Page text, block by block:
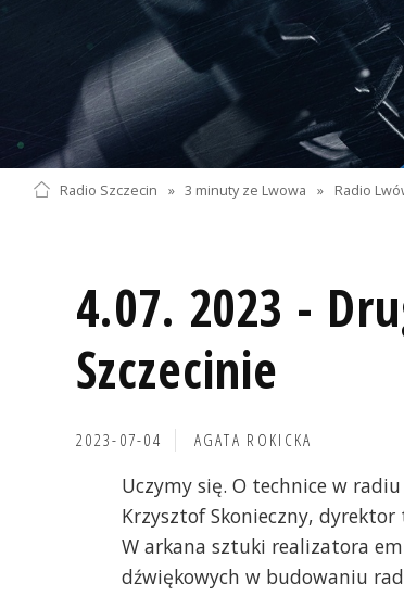
Radio Szczecin » 3 minuty ze Lwowa » Radio
4.07. 2023 -
Szczecinie
2023-07-04 AGATA ROKICKA
Uczymy się. O technice w
Krzysztof Skonieczny, dyrektor
W arkana sztuki realizatora
dźwiękowych w budowaniu